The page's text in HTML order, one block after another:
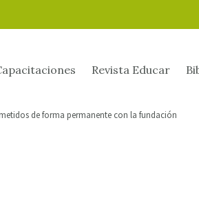
Revista Educar
de forma permanente con la fundación